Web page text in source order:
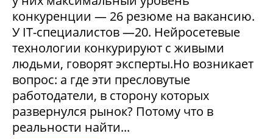
конкуренции — 26 резюме на вакансию.
У IT-специалистов —20. Нейросетевые
технологии конкурируют с живыми
людьми, говорят эксперты.Но возникает
вопрос: а где эти пресловутые
работодатели, в сторону которых
развернулся рынок? Потому что в
реальности найти...